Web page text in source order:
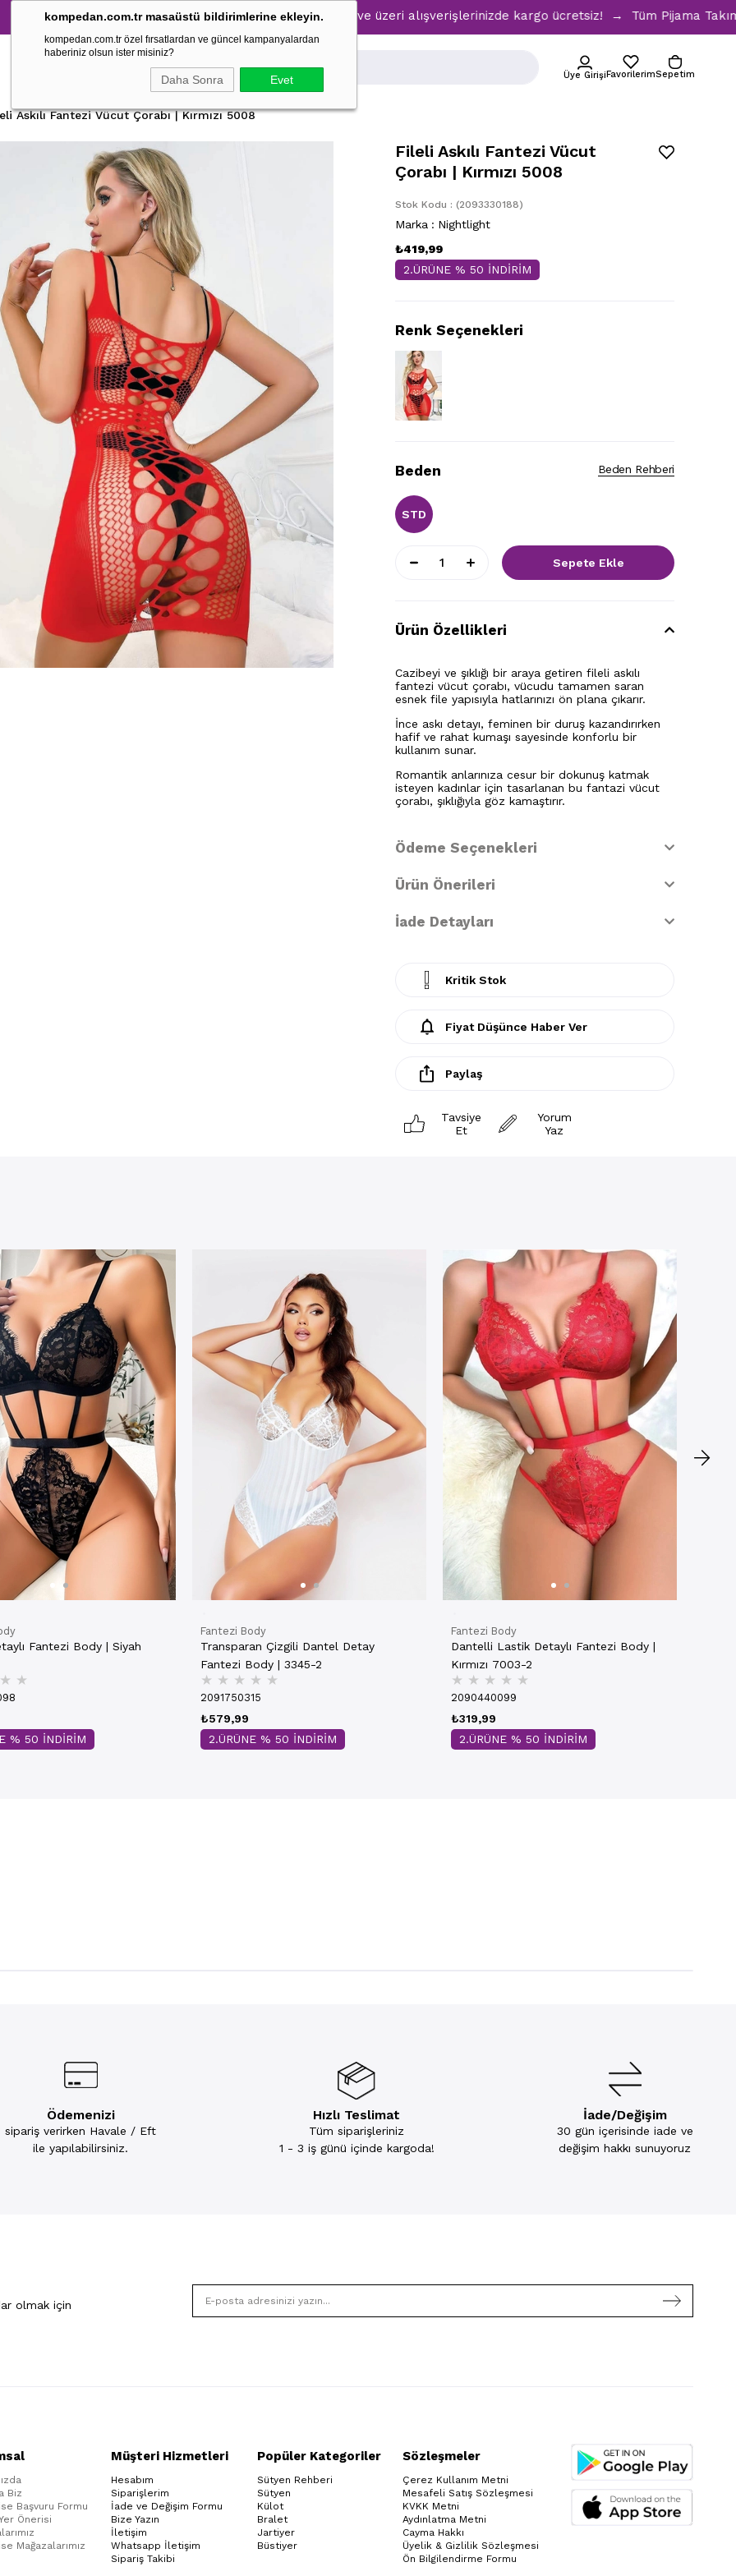
kompedan.com.tr masaüstü bildirimlerine ekleyin.
kompedan.com.tr özel fırsatlardan ve güncel kampanyalardan
haberiniz olsun ister misiniz?
Daha Sonra Evet
Tüm Pijama Takımlarında %30 İndirim → 1500 TL ve üzeri alışverişlerinizde kargo ücretsiz! → Tüm Pijama
Üye GirişiFavorilerimSepetim
Askılı Fantezi Vücut Çorabı | Kırmızı 5008
Fileli Askılı Fantezi Vücut
Çorabı | Kırmızı 5008
Stok Kodu (2093330188)
Marka : Nightlight
₺419,99
2.ÜRÜNE % 50 İNDİRİM
Renk Seçenekleri
Beden Rehberi
Beden
STD
Ürün Özellikleri
Cazibeyi ve şıklığı bir araya getiren fileli askılı
fantezi vücut çorabı, vücudu tamamen saran
esnek file yapısıyla hatlarınızı ön plana çıkarır.
İnce askı detayı, feminen bir duruş kazandırırken
hafif ve rahat kumaşı sayesinde konforlu bir
kullanım sunar.
Romantik anlarınıza cesur bir dokunuş katmak
isteyen kadınlar için tasarlanan bu fantazi vücut
çorabı, şıklığıyla göz kamaştırır.
Ödeme Seçenekleri
Ürün Önerileri
İade Detayları
Kritik Stok
Fiyat Düşünce Haber Ver
Paylaş
Tavsiye
Et
Yorum
Yaz
Fantezi Body | Siyah
★ ★
% 50 İNDİRİM
Fantezi Body
Transparan Çizgili Dantel Detay
Fantezi Body | 3345-2
★ ★ ★ ★ ★
2091750315
₺579,99
2.ÜRÜNE % 50 İNDİRİM
Fantezi Body
Dantelli Lastik Detaylı Fantezi Body |
Kırmızı 7003-2
★ ★ ★ ★ ★
2090440099
₺319,99
2.ÜRÜNE % 50 İNDİRİM
Ödemenizi
sipariş verirken Havale / Eft
ile yapılabilirsiniz.
Hızlı Teslimat
Tüm siparişleriniz
1 - 3 iş günü içinde kargoda!
İade/Değişim
30 gün içerisinde iade ve
değişim hakkı sunuyoruz
olmak için
Biz
Başvuru Formu
Önerisi
Mağazalarımız
Müşteri Hizmetleri
Hesabım
Siparişlerim
İade ve Değişim Formu
Bize Yazın
İletişim
Whatsapp İletişim
Sipariş Takibi
Popüler Kategoriler
Sütyen Rehberi
Sütyen
Külot
Bralet
Jartiyer
Büstiyer
Sözleşmeler
Çerez Kullanım Metni
Mesafeli Satış Sözleşmesi
KVKK Metni
Aydınlatma Metni
Cayma Hakkı
Üyelik & Gizlilik Sözleşmesi
Ön Bilgilendirme Formu